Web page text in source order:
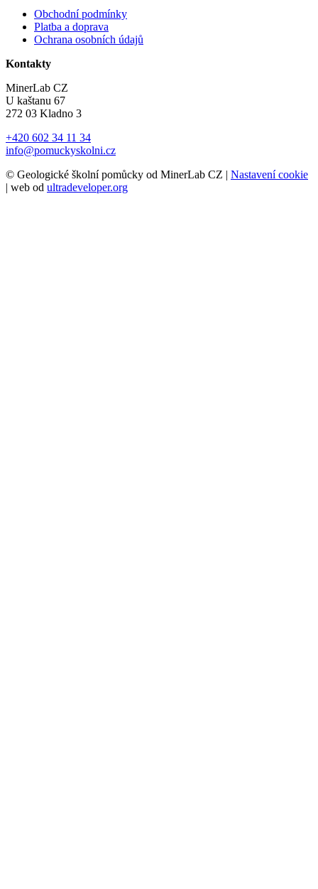
Obchodní podmínky
Platba a doprava
Ochrana osobních údajů
Kontakty
MinerLab CZ
U kaštanu 67
272 03 Kladno 3
+420 602 34 11 34
info@pomuckyskolni.cz
© Geologické školní pomůcky od MinerLab CZ | Nastavení cookie
| web od ultradeveloper.org